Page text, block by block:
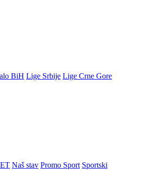
BiH Lige Srbije Lige Crne Gore
Naš stav Promo Sport Sportski